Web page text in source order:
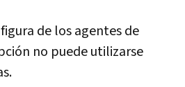
de los agentes de
no puede utilizarse